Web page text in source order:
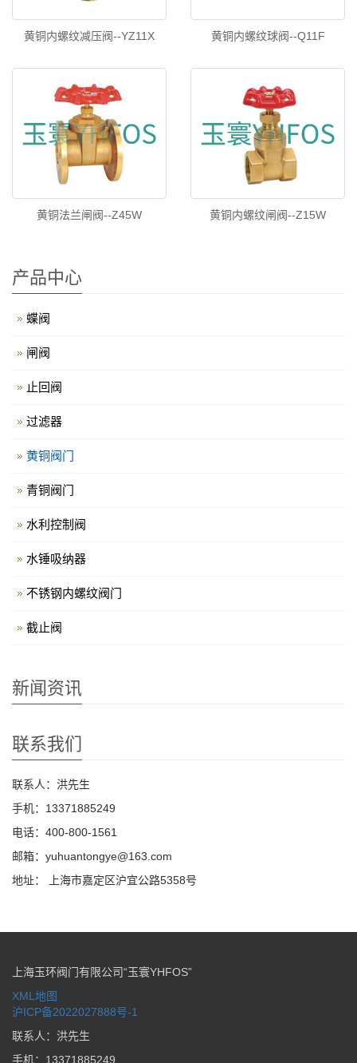
黄铜内螺纹减压阀--YZ11X 黄铜内螺纹球阀--Q11F
黄铜法兰闸阀--Z45W 黄铜内螺纹闸阀--Z15W
产品中心
蝶阀
闸阀
止回阀
过滤器
黄铜阀门
青铜阀门
水利控制阀
水锤吸纳器
不锈钢内螺纹阀门
截止阀
新闻资讯
联系我们
联系人：洪先生
手机：13371885249
电话：400-800-1561
邮箱：yuhuantongye@163.com
地址： 上海市嘉定区沪宜公路5358号
上海玉环阀门有限公司“玉寰YHFOS”
XML地图
沪ICP备2022027888号-1
联系人：洪先生
手机：13371885249